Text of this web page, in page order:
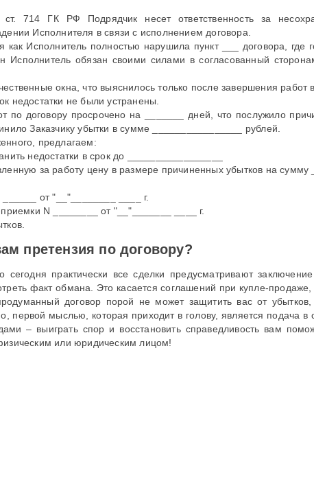
714 ГК РФ Подрядчик несет ответственность за
Исполнителя в связи с исполнением договора.
как Исполнитель полностью нарушила пункт ___ договора, где
Исполнитель обязан своими силами в согласованный
окна, что выяснилось только после завершения работ
недостатки не были устранены.
по договору просрочено на _______ дней, что послужило
Заказчику убытки в сумме ________________ рублей.
предлагаем:
недостатки в срок до _________________
за работу цену в размере причиненных убытков на сумму
от "__"________ ____ г.
N ________ от "__"_______ ____ г.
претензия по договору?
сегодня практически все сделки предусматривают
факт обмана. Это касается соглашений при купле-
договор порой не может защитить вас от
первой мыслью, которая приходит в голову, является подача в
– выиграть спор и восстановить справедливость вам
или юридическим лицом!